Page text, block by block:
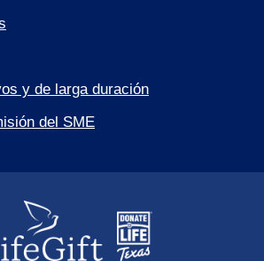
y de larga duración
del SME